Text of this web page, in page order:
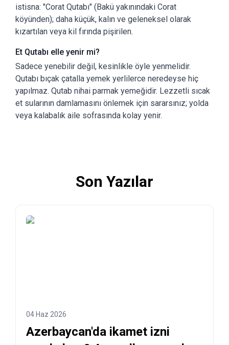
istisna: "Corat Qutabı" (Bakü yakınındaki Corat
köyünden); daha küçük, kalın ve geleneksel olarak
kızartılan veya kil fırında pişirilen.
Et Qutabı elle yenir mi?
Sadece yenebilir değil, kesinlikle öyle yenmelidir.
Qutabı bıçak çatalla yemek yerlilerce neredeyse hiç
yapılmaz. Qutab nihai parmak yemeğidir. Lezzetli sıcak
et sularının damlamasını önlemek için sararsınız; yolda
veya kalabalık aile sofrasında kolay yenir.
Son Yazılar
04 Haz 2026
Azerbaycan'da ikamet izni